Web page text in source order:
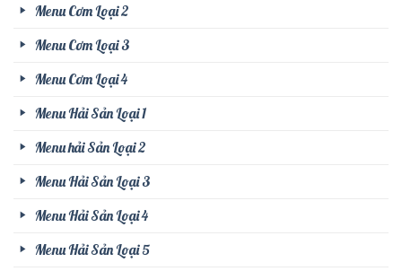
Menu Cơm Loại 2
Menu Cơm Loại 3
Menu Cơm Loại 4
Menu Hải Sản Loại 1
Menu hải Sản Loại 2
Menu Hải Sản Loại 3
Menu Hải Sản Loại 4
Menu Hải Sản Loại 5